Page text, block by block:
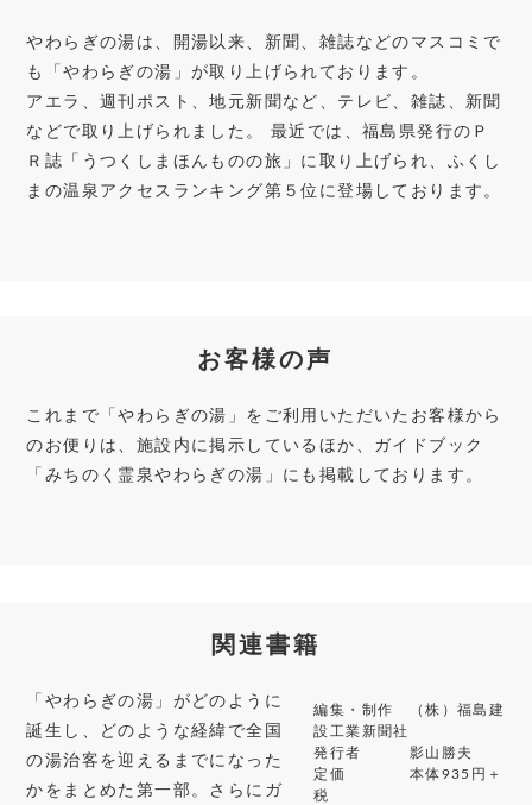
やわらぎの湯は、開湯以来、新聞、雑誌などのマスコミで
も「やわらぎの湯」が取り上げられております。
アエラ、週刊ポスト、地元新聞など、テレビ、雑誌、新聞
などで取り上げられました。 最近では、福島県発行のＰ
Ｒ誌「うつくしまほんものの旅」に取り上げられ、ふくし
まの温泉アクセスランキング第５位に登場しております。
お客様の声
これまで「やわらぎの湯」をご利用いただいたお客様から
のお便りは、施設内に掲示しているほか、ガイドブック
「みちのく霊泉やわらぎの湯」にも掲載しております。
関連書籍
「やわらぎの湯」がどのように
誕生し、どのような経緯で全国
の湯治客を迎えるまでになった
かをまとめた第一部。さらにガ
編集・制作 （株）福島建
設工業新聞社
発行者 影山勝夫
定価 本体935円＋
税